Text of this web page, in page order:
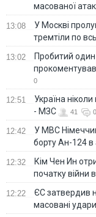
масованої
13:08
У Москві
тремтіли по
13:02
Пробитий один
0
12:51
Україна
- МЗС
41 0
12:42
У МВС
борту Ан-124 в
12:32
Кім Чен Ин
початку війни
12:22
ЄС затвердив
масовані удари